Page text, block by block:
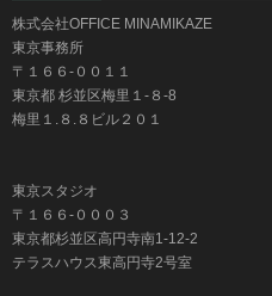
株式会社OFFICE MINAMIKAZE
東京事務所
〒１６６-００１１
東京都 杉並区梅里１-８-8
梅里１.８.８ビル２０１
東京スタジオ
〒１６６-０００３
東京都杉並区高円寺南1-12-2
テラスハウス東高円寺2号室